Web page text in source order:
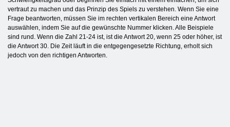
vertraut zu machen und das Prinzip des Spiels zu verstehen. Wenn Sie eine
Frage beantworten, müssen Sie im rechten vertikalen Bereich eine Antwort
auswählen, indem Sie auf die gewünschte Nummer klicken. Alle Beispiele
sind rund. Wenn die Zahl 21-24 ist, ist die Antwort 20, wenn 25 oder höher, ist
die Antwort 30. Die Zeit läuft in die entgegengesetzte Richtung, erholt sich
jedoch von den richtigen Antworten.